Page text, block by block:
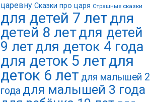
царевну Сказки про царя Страшные сказки
для детей 7 летдля
детей 8 летдля детей
9 летдля деток 4 года
для деток 5 летдля
деток 6 лет для малышей 2
года для малышей 3 года